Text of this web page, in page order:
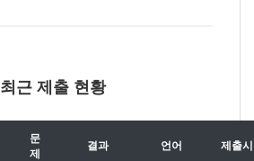
최근 제출 현황
문
제
결과 언어 제출